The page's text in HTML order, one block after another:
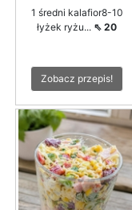
1 średni kalafior8-10
łyżek ryżu... ⇖ 20
Zobacz przepis!